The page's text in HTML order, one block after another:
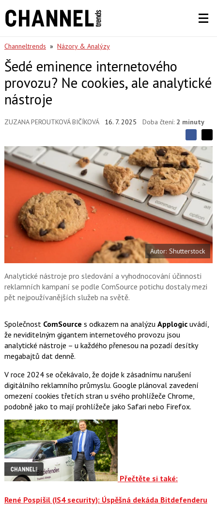
Channeltrends » Názory & Analýzy
Šedé eminence internetového
provozu? Ne cookies, ale analytické
nástroje
ZUZANA PEROUTKOVÁ BIČÍKOVÁ 16. 7. 2025 Doba čtení: 2 minuty
S
d
í
l
e
t
S
d
í
l
e
j
t
e
n
F
a
c
e
b
o
o
k
d
l
j
n
a
í
i
X
Autor: Shutterstock
Analytické nástroje pro sledování a vyhodnocování účinnosti
reklamních kampaní se podle ComSource potichu dostaly mezi
pět nejpoužívanějších služeb na světě.
Společnost ComSource s odkazem na analýzu Applogicuvádí,
že neviditelným gigantem internetového provozu jsou
analytické nástroje – u každého přenesou na pozadí desítky
megabajtů dat denně.
V roce 2024 se očekávalo, že dojde k zásadnímu narušení
digitálního reklamního průmyslu. Google plánoval zavedení
omezení cookies třetích stran u svého prohlížeče Chrome,
podobně jako to mají prohlížeče jako Safari nebo Firefox.
Přečtěte si také:
René Pospíšil (IS4 security): Úspěšná dekáda Bitdefenderu